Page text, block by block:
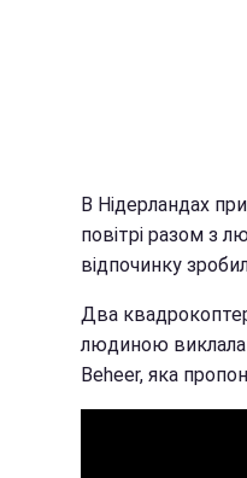
В Нідерландах
повітрі разом з
відпочинку
Два
людиною виклала
Beheer, яка